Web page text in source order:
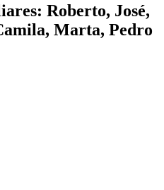
Roberto, José,
Marta, Pedro